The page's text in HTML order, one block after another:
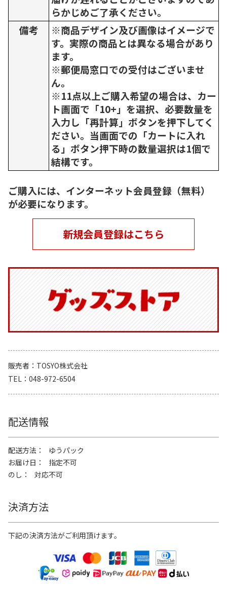
らかじめご了承ください。
備考
※商品デザイン及び画像はイメージで
す。実際の商品とは異なる場合があり
ます。
※郵便局窓口での受付はございませ
ん。
※11点以上ご購入希望の場合は、カー
ト画面で「10+」を選択、必要数量を
入力し「再計算」ボタンを押下してく
ださい。当画面での「カートに入れ
る」ボタン押下時の数量選択は1個で
結構です。
ご購入には、インターネット会員登録（無料）
が必要になります。
新規会員登録はこちら
販売者
TOSYO株式会社
TEL
048-972-6504
配送情報
配送方法
ゆうパック
お届け日
指定不可
のし
対応不可
決済方法
下記の決済方法がご利用頂けます。